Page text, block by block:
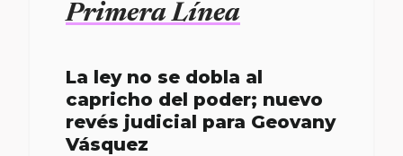
Primera Línea
La ley no se dobla al
capricho del poder; nuevo
revés judicial para Geovany
Vásquez